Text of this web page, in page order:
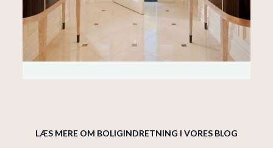
LÆS MERE OM BOLIGINDRETNING I VORES BLOG